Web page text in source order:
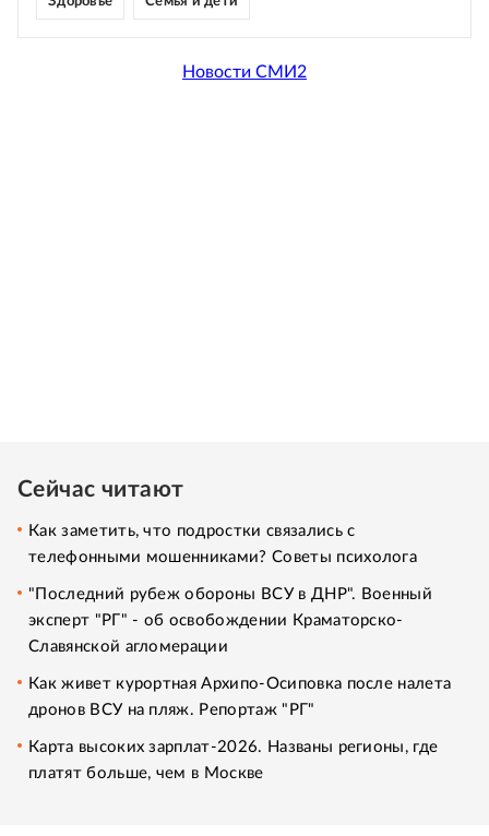
Новости СМИ2
Сейчас читают
Как заметить, что подростки связались с
телефонными мошенниками? Советы психолога
"Последний рубеж обороны ВСУ в ДНР". Военный
эксперт "РГ" - об освобождении Краматорско-
Славянской агломерации
Как живет курортная Архипо-Осиповка после налета
дронов ВСУ на пляж. Репортаж "РГ"
Карта высоких зарплат-2026. Названы регионы, где
платят больше, чем в Москве